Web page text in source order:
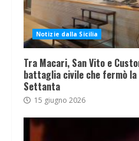
Notizie dalla Sicilia
Tra Macari, San Vito e
battaglia civile che fermò
Settanta
15 giugno 2026